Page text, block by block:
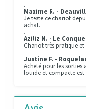
.
Maxime R. -
Je teste ce chariot
achat.
.
Aziliz N. - Le
Chariot très pratique et
.
Justine F. -
Acheté pour les sorties
lourde et compacte est